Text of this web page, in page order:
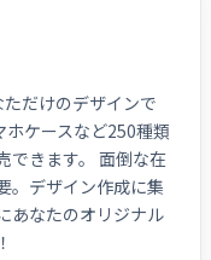
だけのデザインで
ケースなど250種類
できます。 面倒な在
。デザイン作成に集
あなたのオリジナル